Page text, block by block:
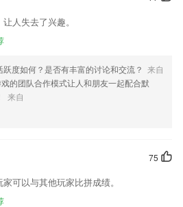
么?
开锁，手机靠近立即解锁！
如果您喜欢这款软件，您可以到应用商店
历，以帮助我们更好的对产品进行优化修
人失去了兴趣。
跃度如何？是否有丰富的讨论和交流？ 来自
的团队合作模式让人和朋友一起配合默
来自
75
可以与其他玩家比拼成绩。